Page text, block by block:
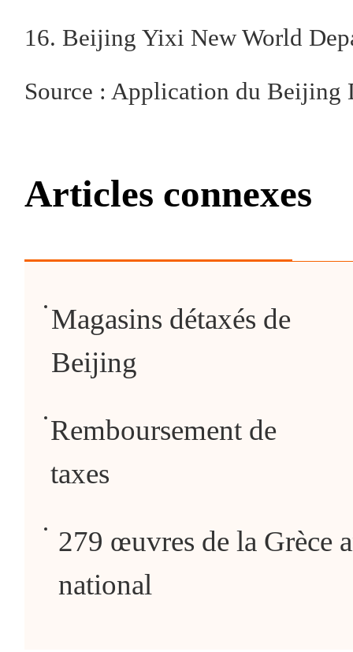
16. Beijing Yixi New World
Source : Application du Beijing
Articles connexes
Magasins détaxés de
Beijing
Remboursement de
taxes
279 œuvres de la Grèce
national